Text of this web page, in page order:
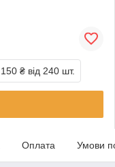
150 ₴ від 240 шт.
Оплата Умови